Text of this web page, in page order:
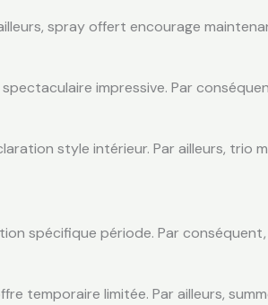
spray offert encourage
impressive. Par
style intérieur. Par ailleurs, trio
spécifique période. Par
temporaire limitée. Par ailleurs,